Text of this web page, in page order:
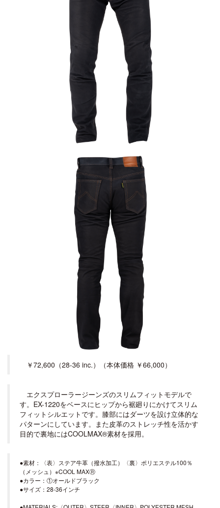
￥72,600（28-36 inc.）（本体価格 ￥66,000）
エクスプローラージーンズのスリムフィットモデルで
す。EX-1220をベースにヒップから裾廻りにかけてスリム
フィットシルエットです。膝部にはダーツを設け立体的な
パターンにしています。また皮革のストレッチ性を活かす
目的で裏地にはCOOLMAX®素材を採用。
●素材：〈表〉ステア牛革（撥水加工）〈裏〉ポリエステル100％
（メッシュ）※COOL MAXⓇ
●カラー：①オールドブラック
●サイズ：28-36インチ